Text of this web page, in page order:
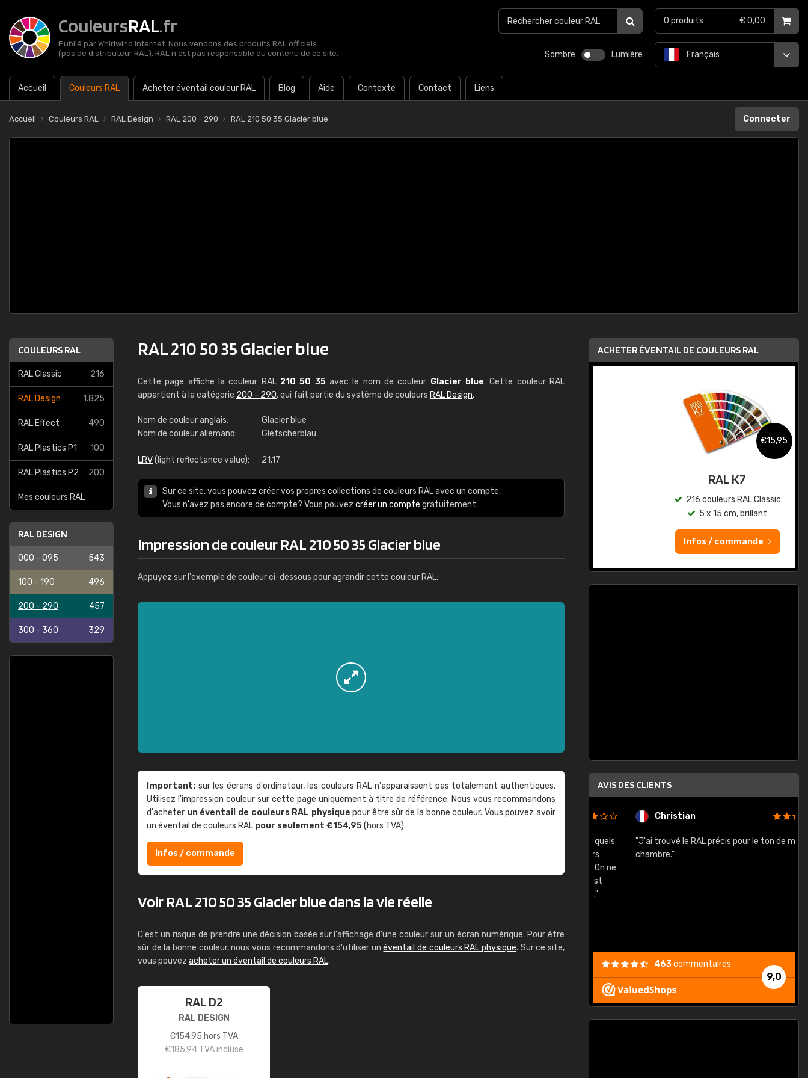
CouleursRAL.fr
Publié par Whirlwind Internet. Nous vendons des produits RAL officiels
(pas de distributeur RAL). RAL n'est pas responsable du contenu de ce site.
Sombre Lumière
Accueil Couleurs RAL Acheter éventail couleur RAL Blog Aide Contexte Contact Liens
Français
0 produits € 0,00
Accueil Couleurs RAL RAL Design RAL 200 - 290 RAL 210 50 35 Glacier blue Connecter
COULEURS RAL
RAL Classic 216
RAL Design 1.825
RAL Effect 490
RAL Plastics P1 100
RAL Plastics P2 200
Mes couleurs RAL
RAL DESIGN
000 - 095 543
100 - 190 496
200 - 290 457
300 - 360 329
RAL 210 50 35 Glacier blue
Cette page affiche la couleur RAL 210 50 35avec le nom de couleur Glacier blue. Cette couleur RAL
appartient à la catégorie 200 - 290, qui fait partie du système de couleurs RAL Design.
Nom de couleur anglais:
Glacier blue
Nom de couleur allemand:
Gletscherblau
LRV(light reflectance value): 21,17
Sur ce site, vous pouvez créer vos propres collections de couleurs RAL avec un compte.
Vous n'avez pas encore de compte? Vous pouvez créer un compte gratuitement.
Impression de couleur RAL 210 50 35 Glacier blue
Appuyez sur l'exemple de couleur ci-dessous pour agrandir cette couleur RAL:
Important: sur les écrans d'ordinateur, les couleurs RAL n'apparaissent pas totalement authentiques.
Utilisez l'impression couleur sur cette page uniquement à titre de référence. Nous vous recommandons
d'acheter un éventail de couleurs RAL physique pour être sûr de la bonne couleur. Vous pouvez avoir
un éventail de couleurs RAL pour seulement €154,95(hors TVA).
Infos / commande
Voir RAL 210 50 35 Glacier blue dans la vie réelle
C'est un risque de prendre une décision basée sur l'affichage d'une couleur sur un écran numérique. Pour être
sûr de la bonne couleur, nous vous recommandons d'utiliser unéventail de couleurs RAL physique. Sur ce site,
vous pouvez acheter un éventail de couleurs RAL.
RAL D2
RAL DESIGN
€154,95 hors TVA
€185,94TVA incluse
ACHETER ÉVENTAIL DE COULEURS RAL
RAL K7 à base d'eau
216 couleurs RAL Classic
€15,95
RAL K7
216 couleurs RAL Classic
5 x 15 cm, brillant
Infos / commande
AVIS DES CLIENTS
Guillaume Euvrard Christian
"J'ai trouvé le RAL précis pour le ton de ma
chambre."
9,0
463commentaires